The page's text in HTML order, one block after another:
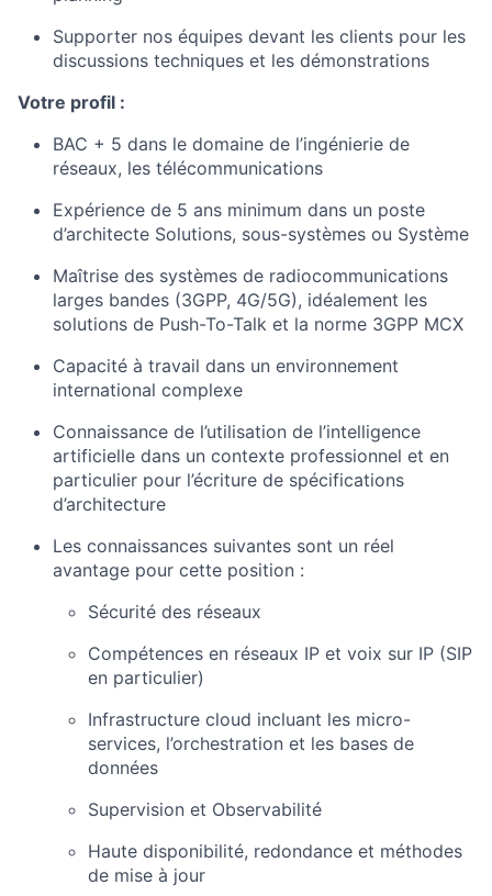
Supporter nos équipes devant les clients pour les
discussions techniques et les démonstrations
Votre profil :
BAC + 5 dans le domaine de l’ingénierie de
réseaux, les télécommunications
Expérience de 5 ans minimum dans un poste
d’architecte Solutions, sous-systèmes ou Système
Maîtrise des systèmes de radiocommunications
larges bandes (3GPP, 4G/5G), idéalement les
solutions de Push-To-Talk et la norme 3GPP MCX
Capacité à travail dans un environnement
international complexe
Connaissance de l’utilisation de l’intelligence
artificielle dans un contexte professionnel et en
particulier pour l’écriture de spécifications
d’architecture
Les connaissances suivantes sont un réel
avantage pour cette position :
Sécurité des réseaux
Compétences en réseaux IP et voix sur IP (SIP
en particulier)
Infrastructure cloud incluant les micro-
services, l’orchestration et les bases de
données
Supervision et Observabilité
Haute disponibilité, redondance et méthodes
de mise à jour